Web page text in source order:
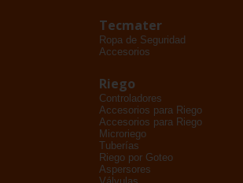
Tecmater
Ropa de Seguridad
Accesorios
Riego
Controladores
Accesorios para Riego
Accesorios para Riego
Microriego
Tuberías
Riego por Goteo
Aspersores